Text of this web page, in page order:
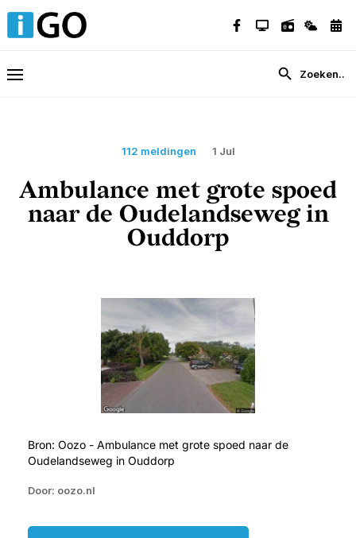
112 meldingen 1 Jul
Ambulance met grote spoed
naar de Oudelandseweg in
Ouddorp
Bron: Oozo - Ambulance met grote spoed naar de
Oudelandseweg in Ouddorp
Door: oozo.nl